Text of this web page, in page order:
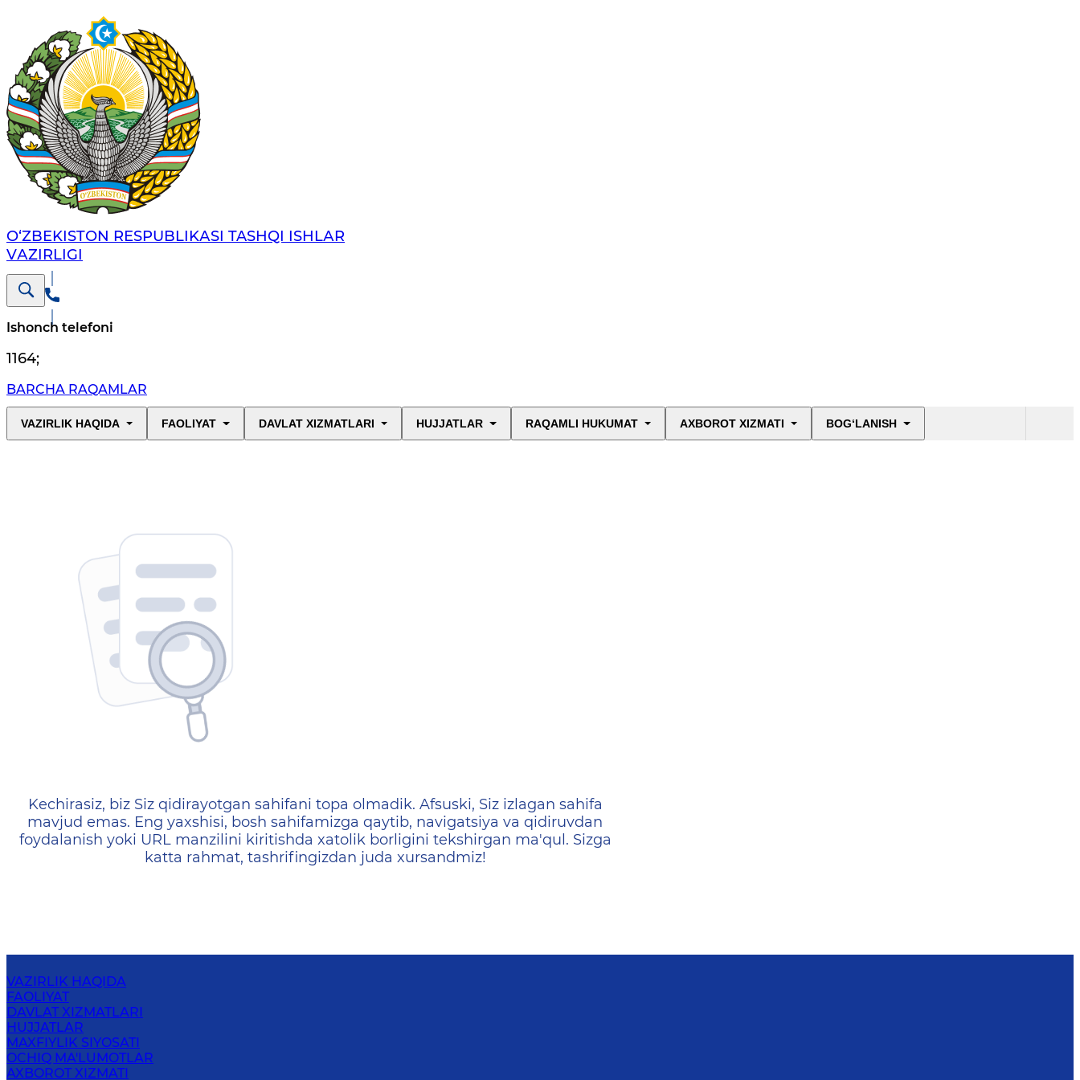
O‘ZBЕKISTОN RЕSPUBLIKАSI TASHQI ISHLАR
VАZIRLIGI
Ishonch telefoni
1164;
BARCHA RAQAMLAR
VAZIRLIK HAQIDA FAOLIYAT DAVLAT XIZMATLARI HUJJATLAR RAQAMLI HUKUMAT AXBOROT XIZMATI BOG‘LANISH
404 — Страница не найдена
Kechirasiz, biz Siz qidirayotgan sahifani topa olmadik. Afsuski, Siz izlagan sahifa
mavjud emas. Eng yaxshisi, bosh sahifamizga qaytib, navigatsiya va qidiruvdan
foydalanish yoki URL manzilini kiritishda xatolik borligini tekshirgan ma'qul. Sizga
katta rahmat, tashrifingizdan juda xursandmiz!
VAZIRLIK HAQIDA
FAOLIYAT
DAVLAT XIZMATLARI
HUJJATLAR
MAXFIYLIK SIYOSATI
OCHIQ MA'LUMOTLAR
AXBOROT XIZMATI